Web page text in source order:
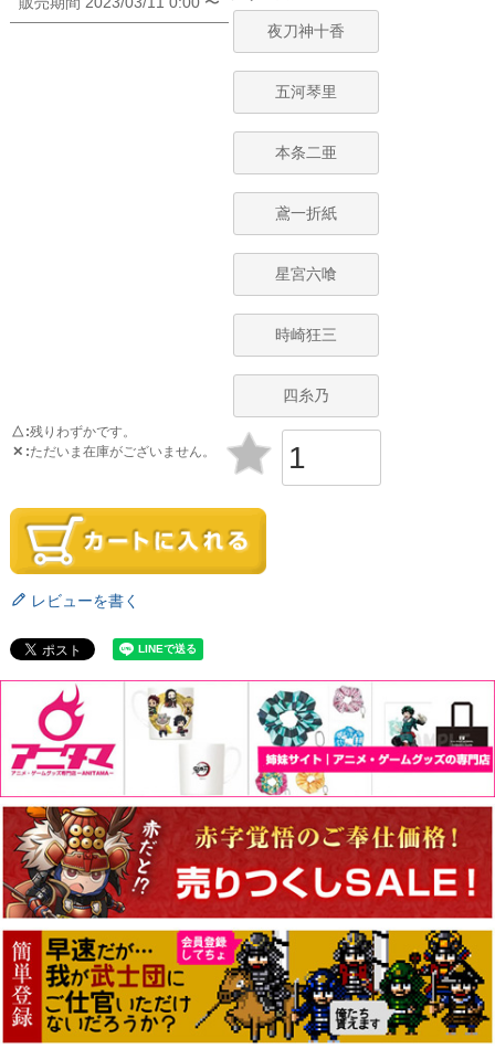
夜刀神十香
五河琴里
本条二亜
鳶一折紙
星宮六喰
時崎狂三
四糸乃
△ 残りわずかです。
✕ ただいま在庫がございません。
レビューを書く